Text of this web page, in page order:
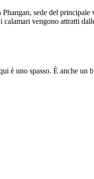
sede del
vengono attratti
è uno spasso. È anche un